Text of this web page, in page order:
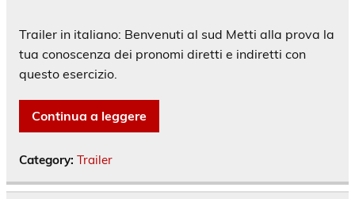
Trailer in italiano: Benvenuti al sud Metti alla prova la
tua conoscenza dei pronomi diretti e indiretti con
questo esercizio.
Continua a leggere
Category: Trailer